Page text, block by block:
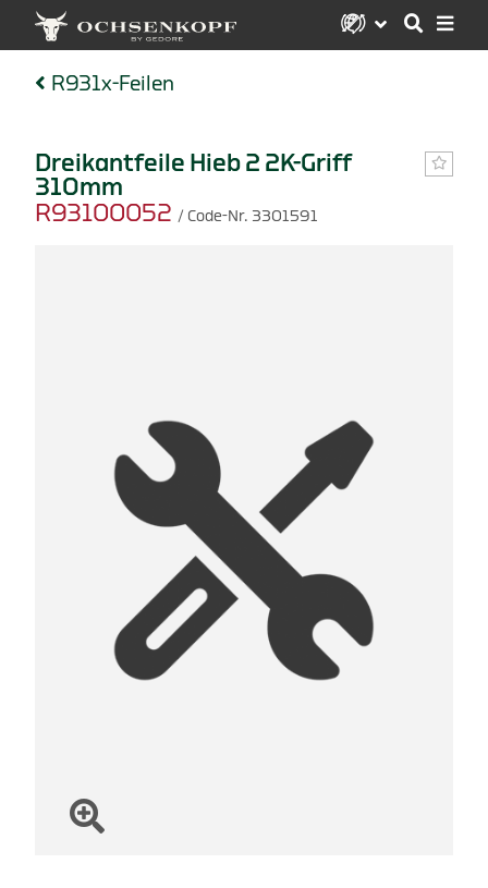
R931x-Feilen
Dreikantfeile Hieb 2 2K-Griff
310mm
R93100052 / Code-Nr. 3301591